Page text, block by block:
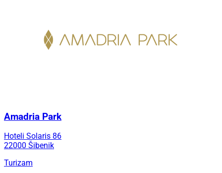
Amadria Park
Hoteli Solaris 86
22000 Šibenik
Turizam